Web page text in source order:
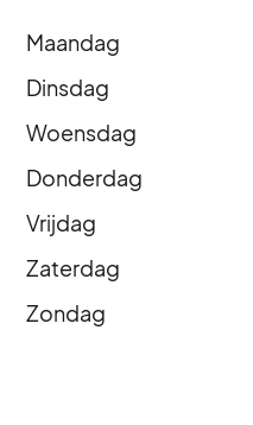
Maandag
Dinsdag
Woensdag
Donderdag
Vrijdag
Zaterdag
Zondag